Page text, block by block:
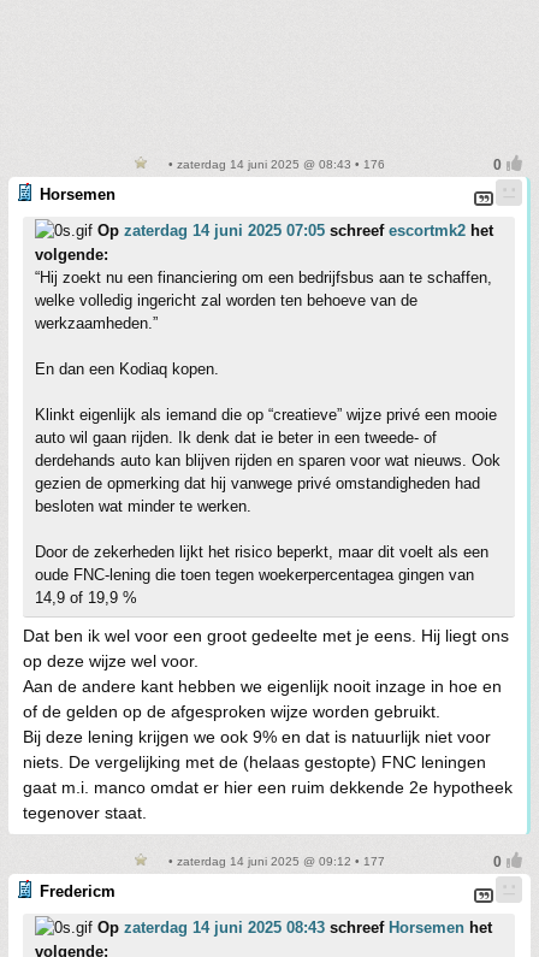
• zaterdag 14 juni 2025 @ 08:43 • 176
Horsemen
Op zaterdag 14 juni 2025 07:05 schreef escortmk2 het
volgende:
“Hij zoekt nu een financiering om een bedrijfsbus aan te schaffen,
welke volledig ingericht zal worden ten behoeve van de
werkzaamheden.”
En dan een Kodiaq kopen.
Klinkt eigenlijk als iemand die op “creatieve” wijze privé een mooie
auto wil gaan rijden. Ik denk dat ie beter in een tweede- of
derdehands auto kan blijven rijden en sparen voor wat nieuws. Ook
gezien de opmerking dat hij vanwege privé omstandigheden had
besloten wat minder te werken.
Door de zekerheden lijkt het risico beperkt, maar dit voelt als een
oude FNC-lening die toen tegen woekerpercentagea gingen van
14,9 of 19,9 %
Dat ben ik wel voor een groot gedeelte met je eens. Hij liegt ons
op deze wijze wel voor.
Aan de andere kant hebben we eigenlijk nooit inzage in hoe en
of de gelden op de afgesproken wijze worden gebruikt.
Bij deze lening krijgen we ook 9% en dat is natuurlijk niet voor
niets. De vergelijking met de (helaas gestopte) FNC leningen
gaat m.i. manco omdat er hier een ruim dekkende 2e hypotheek
tegenover staat.
• zaterdag 14 juni 2025 @ 09:12 • 177
Fredericm
Op zaterdag 14 juni 2025 08:43 schreef Horsemen het
volgende: